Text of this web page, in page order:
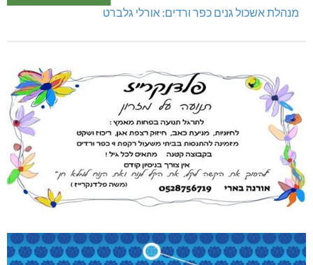
מנהלת אשכול גנים כפר ורדים: אורלי גלברט